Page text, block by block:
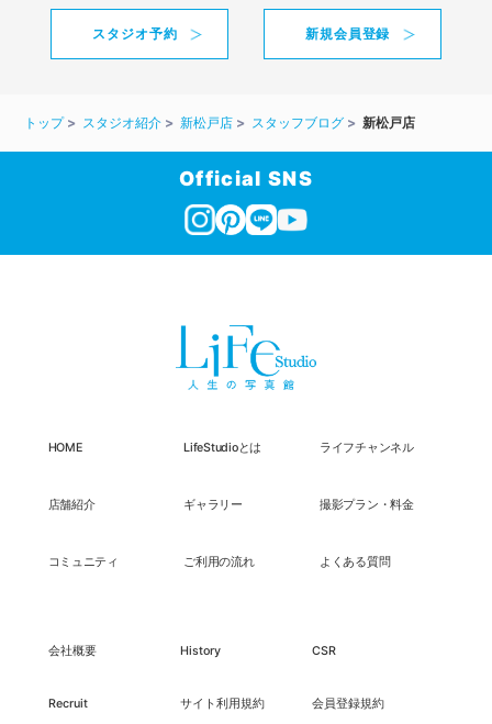
スタジオ予約 新規会員登録
トップ スタジオ紹介 新松戸店 スタッフブログ 新松戸店
Official SNS
HOME LifeStudioとは ライフチャンネル
店舗紹介 ギャラリー 撮影プラン・料金
コミュニティ ご利用の流れ よくある質問
会社概要 History CSR
Recruit サイト利用規約 会員登録規約